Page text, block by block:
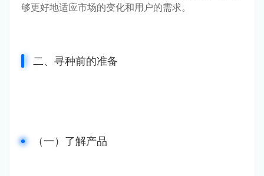
够更好地适应市场的变化和用户的需求。
二、寻种前的准备
（一）了解产品